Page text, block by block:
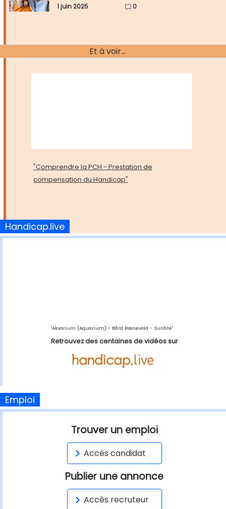
1 juin 2025 0
Et à voir...
"Comprendre la PCH - Prestation de
compensation du Handicap"
Handicap.live
"Akvarium (Aquarium) - Bård Røssevold - Surdité"
Retrouvez des centaines de vidéos sur
Emploi
Trouver un emploi
Accès candidat
Publier une annonce
Accès recruteur